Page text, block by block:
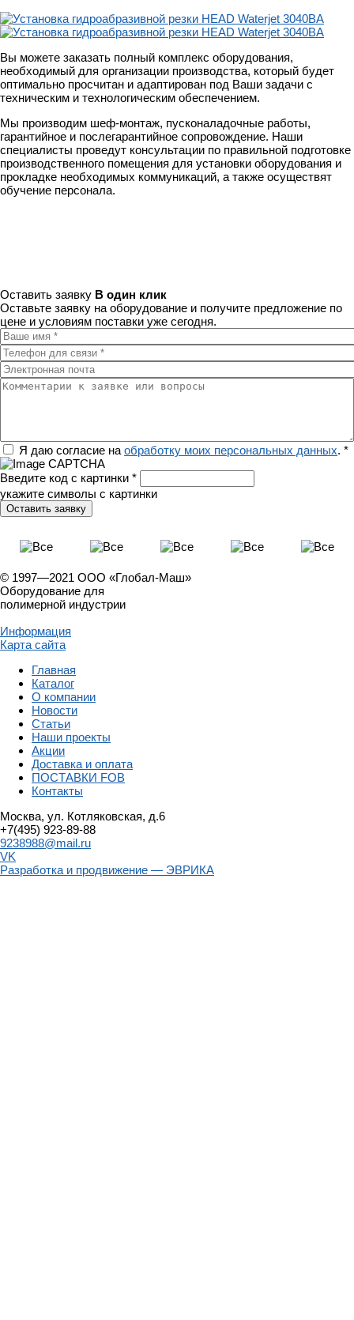
Вы можете заказать полный комплекс оборудования,
необходимый для организации производства, который будет
оптимально просчитан и адаптирован под Ваши задачи с
техническим и технологическим обеспечением.
Мы производим шеф-монтаж, пусконаладочные работы,
гарантийное и послегарантийное сопровождение. Наши
специалисты проведут консультации по правильной подготовке
производственного помещения для установки оборудования и
прокладке необходимых коммуникаций, а также осуществят
обучение персонала.
Оставить заявку В один клик
Оставьте заявку на оборудование и получите предложение по
цене и условиям поставки уже сегодня.
Ваше имя*
Телефон для связи
Электронная почта
Комментарии к заявке или вопросы
РегионЯ даю согласие на обработку моих персональных данных. *
Введите код с картинки *
укажите символы с картинки
© 1997—2021 ООО «Глобал-Маш»
Оборудование для
полимерной индустрии
Информация
Карта сайта
Главная
Каталог
О компании
Новости
Статьи
Наши проекты
Акции
Доставка и оплата
ПОСТАВКИ FOB
Контакты
Москва, ул. Котляковская, д.6
+7(495) 923-89-88
9238988@mail.ru
VK
Разработка и продвижение — ЭВРИКА